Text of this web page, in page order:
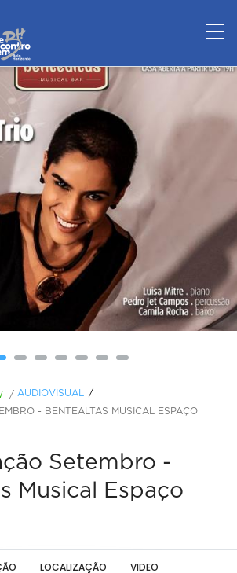
/ AUDIOVISUAL
- BENTEALTAS MUSICAL ESPAÇO
Setembro -
Musical Espaço
LOCALIZAÇÃO VIDEO